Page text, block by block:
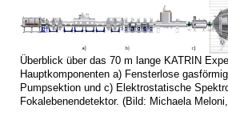
Überblick über das 70 m lange KATRIN
Hauptkomponenten a) Fensterlose
Pumpsektion und c) Elektrostatische
Fokalebenendetektor. (Bild: Michaela